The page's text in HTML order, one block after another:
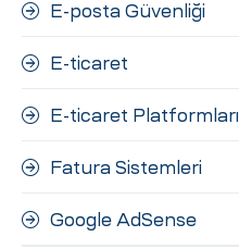
E-posta Güvenliği
E-ticaret
E-ticaret Platformları
Fatura Sistemleri
Google AdSense